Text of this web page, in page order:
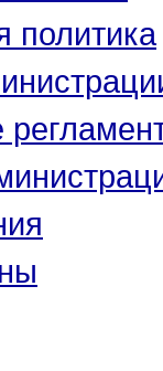
политика